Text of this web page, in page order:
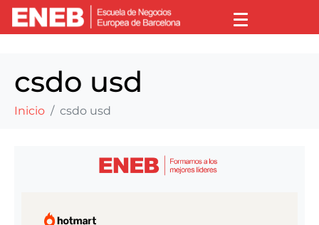
csdo usd
Inicio csdo usd